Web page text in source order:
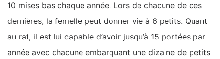
10 mises bas chaque année. Lors de chacune de ces
dernières, la femelle peut donner vie à 6 petits. Quant
au rat, il est lui capable d’avoir jusqu’à 15 portées par
année avec chacune embarquant une dizaine de petits